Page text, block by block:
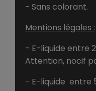
- Sans colorant.
Mentions légales :
- E-liquide entre
Attention, nocif
- E-liquide entre